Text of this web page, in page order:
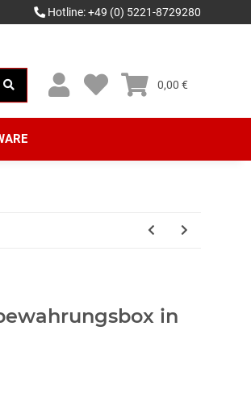
Hotline: +49 (0) 5221-8729280
0,00 €
in